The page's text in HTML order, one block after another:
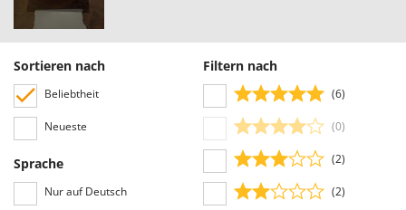
Sortieren nach
Beliebtheit
Neueste
Sprache
Nur auf Deutsch
Filtern nach
(6)
(0)
(2)
(2)